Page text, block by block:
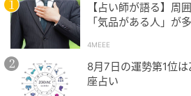
目に見えない世界や心の領域を大
う。深くリラックスすると、本当
ことや次に行うと良いことなどが
能や芸術面を磨いていくのも◎
【占い師が語る】周
「気品がある人」が
4MEEE
8月7日の運勢第1位
座占い